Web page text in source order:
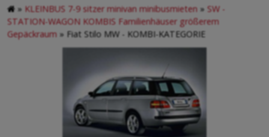
» KLEINBUS 7-9 sitzer minivan minibusmieten » SW -
STATION-WAGON KOMBIS Familienhäuser größerem
Gepäckraum » Fiat Stilo MW - KOMBI-KATEGORIE